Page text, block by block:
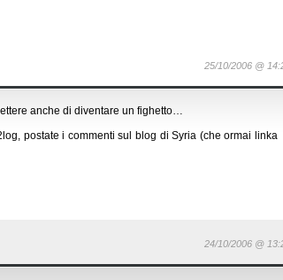
25/10/2006 @
anche di diventare un fighetto…
postate i commenti sul blog di Syria (che ormai linka
24/10/2006 @